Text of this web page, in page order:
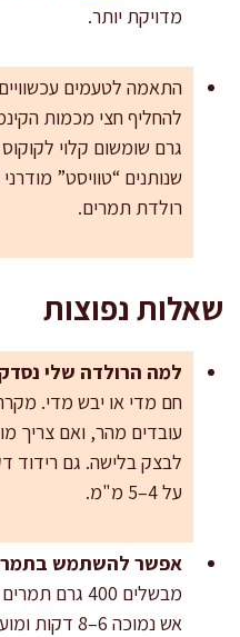
מדויקת יותר.
התאמה לטעמים
גרם שומשום קלוי לקוקוס
שנותנים “טוויסט”
רולדת תמרים.
שאלות נפוצות
למה הרולדה שלי
חם מדי או יבש מדי.
לבצק בלישה. גם רידוד
על 4–5 מ"מ.
אפשר להשתמש
אש נמוכה